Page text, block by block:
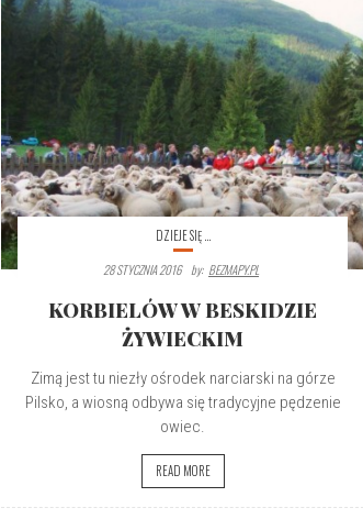
DZIEJE SIĘ ...
28 STYCZNIA 2016
By: BEZMAPY.PL
KORBIELÓW W BESKIDZIE
ŻYWIECKIM
Zimą jest tu niezły ośrodek narciarski na górze
Pilsko, a wiosną odbywa się tradycyjne pędzenie
owiec.
READ MORE